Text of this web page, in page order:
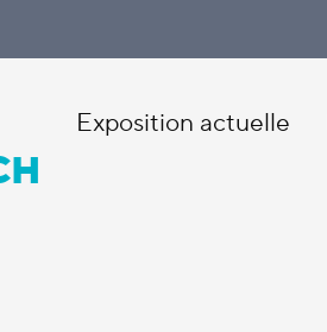
Exposition actuelle